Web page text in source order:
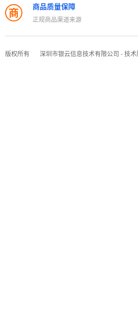
商 商品质量保障
正规商品渠道来源
版权所有 深圳市银云信息技术有限公司 - 技